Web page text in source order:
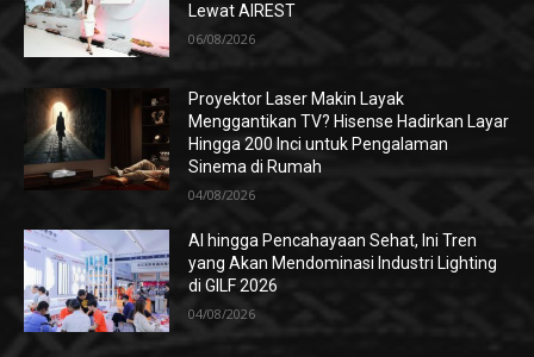
Lewat AIREST
06/08/2026
Proyektor Laser Makin Layak
Menggantikan TV? Hisense Hadirkan Layar
Hingga 200 Inci untuk Pengalaman
Sinema di Rumah
04/08/2026
AI hingga Pencahayaan Sehat, Ini Tren
yang Akan Mendominasi Industri Lighting
di GILF 2026
04/08/2026